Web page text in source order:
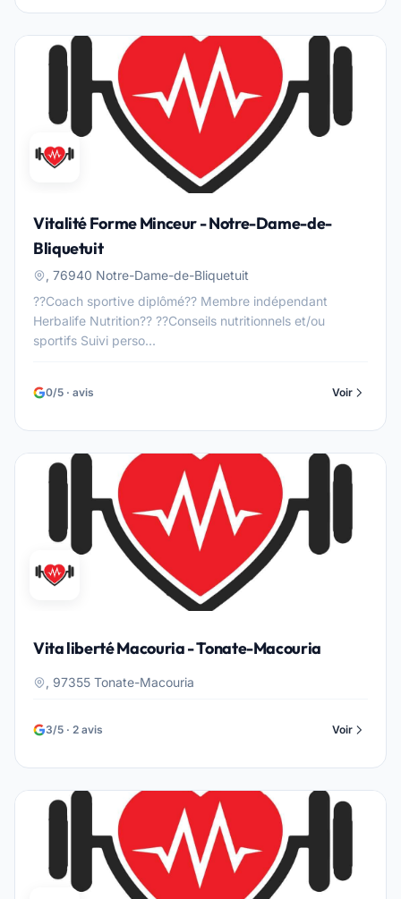
Vitalité Forme Minceur - Notre-Dame-de-
Bliquetuit
, 76940 Notre-Dame-de-Bliquetuit
??Coach sportive diplômé?? Membre indépendant
Herbalife Nutrition?? ??Conseils nutritionnels et/ou
sportifs Suivi perso...
0/5 · avis Voir
Vita liberté Macouria - Tonate-Macouria
, 97355 Tonate-Macouria
3/5 · 2 avis Voir